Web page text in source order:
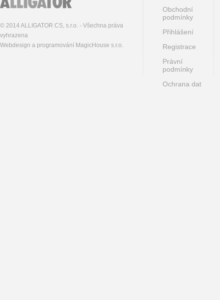
© 2014 ALLIGATOR CS, s.r.o. - Všechna práva
vyhrazena
Webdesign a programování MagicHouse s.r.o.
Obchodní
podmínky
Přihlášení
Registrace
Právní
podmínky
Ochrana dat